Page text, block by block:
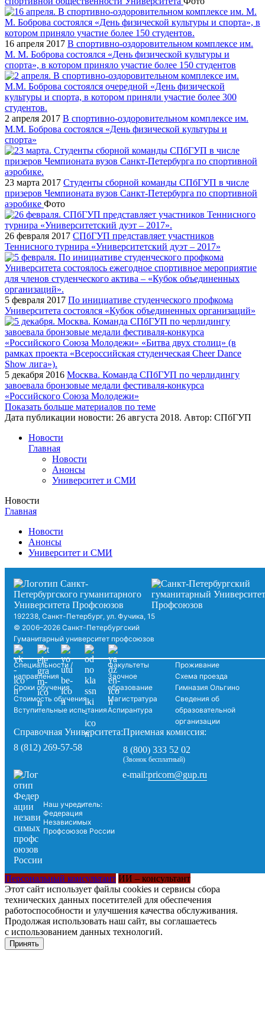
16 апреля 2017 В спортивно-оздоровительном комплексе им.
М. М. Боброва состоялся «День физической культуры и
спорта», в котором приняло участие более 150 студентов
2 апреля 2017 В спортивно-оздоровительном комплексе им.
М.М. Боброва состоялся «День физической культуры и
спорта»
23 марта 2017 Студенты сборной команды СПбГУП в числе
призеров Чемпионата вузов Санкт-Петербурга по спортивной
аэробике Фото
26 февраля 2017 СПбГУП представляет участников
Теннисного турнира «Университетский дуэт – 2017»
5 февраля 2017 По инициативе студенческого профкома
Университета состоялся «Кубок объединенных организаций»
5 декабря 2016 Москва. Команда СПбГУП по черлидингу
завоевала бронзовые медали фестиваля-конкурса
«Российского Союза Молодежи»
Показать больше материалов по теме
Дата публикации новости: 26 августа 2018. Автор: СПбГУП
Новости
Главная
Новости
Анонсы
Университет и СМИ
Новости
Главная
Новости
Анонсы
Университет и СМИ
192238, Санкт-Петербург, ул. Фучика, 15
© 2006–2026 Санкт-Петербургский
Гуманитарный университет профсоюзов
Специальности /
направления
Сроки обучения
Стоимость обучения
Вступительные испытания
Факультеты
Заочное
образование
Магистратура
Аспирантура
Проживание
Схема проезда
Гимназия Ольгино
Сведения об
образовательной
организации
Справочная Университета:
8 (812) 269-57-58
Приемная комиссия:
8 (800) 333 52 02
(Звонок бесплатный)
Наш учредитель:
Федерация
Независимых
Профсоюзов России
e-mail:pricom@gup.ru
Персональный консультант ИИ – консультант
Этот сайт использует файлы cookies и сервисы сбора
технических данных посетителей для обеспечения
работоспособности и улучшения качества обслуживания.
Продолжая использовать наш сайт, вы соглашаетесь
с использованием данных технологий.
Принять